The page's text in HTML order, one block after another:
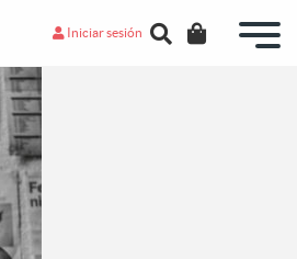
Iniciar sesión